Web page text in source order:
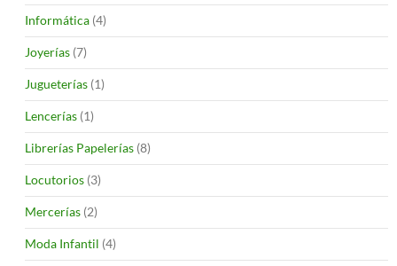
Informática (4)
Joyerías (7)
Jugueterías (1)
Lencerías (1)
Librerías Papelerías (8)
Locutorios (3)
Mercerías (2)
Moda Infantil (4)